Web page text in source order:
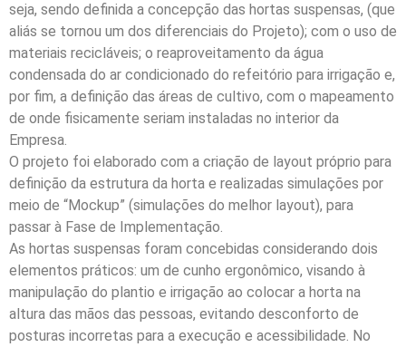
seja, sendo definida a concepção das hortas suspensas, (que
aliás se tornou um dos diferenciais do Projeto); com o uso de
materiais recicláveis; o reaproveitamento da água
condensada do ar condicionado do refeitório para irrigação e,
por fim, a definição das áreas de cultivo, com o mapeamento
de onde fisicamente seriam instaladas no interior da
Empresa.
O projeto foi elaborado com a criação de layout próprio para
definição da estrutura da horta e realizadas simulações por
meio de “Mockup” (simulações do melhor layout), para
passar à Fase de Implementação.
As hortas suspensas foram concebidas considerando dois
elementos práticos: um de cunho ergonômico, visando à
manipulação do plantio e irrigação ao colocar a horta na
altura das mãos das pessoas, evitando desconforto de
posturas incorretas para a execução e acessibilidade. No